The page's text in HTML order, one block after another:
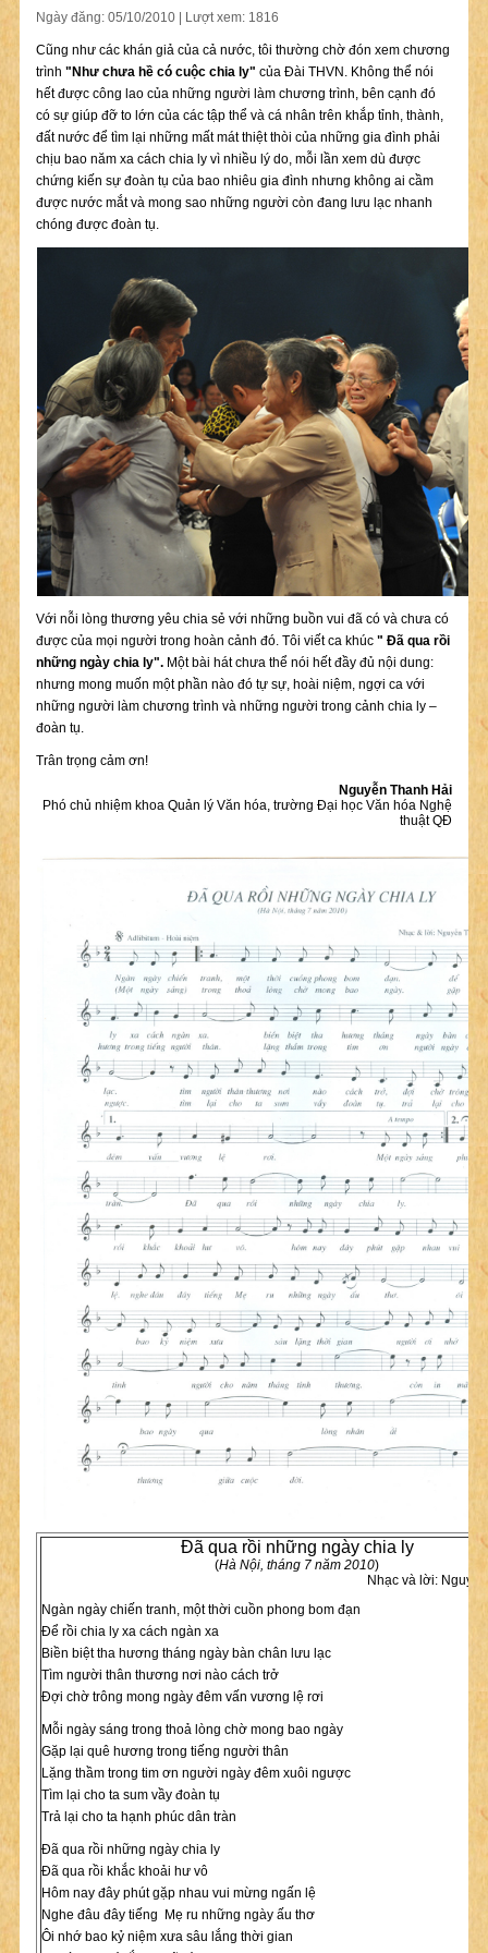
Ngày đăng: 05/10/2010 | Lượt xem: 1816
Cũng như các khán giả của cả nước, tôi thường chờ đón xem chương
trình "Như chưa hề có cuộc chia ly" của Đài THVN. Không thể nói
hết được công lao của những người làm chương trình, bên cạnh đó
có sự giúp đỡ to lớn của các tập thể và cá nhân trên khắp tỉnh, thành,
đất nước để tìm lại những mất mát thiệt thòi của những gia đình phải
chịu bao năm xa cách chia ly vì nhiều lý do, mỗi lần xem dù được
chứng kiến sự đoàn tụ của bao nhiêu gia đình nhưng không ai cầm
được nước mắt và mong sao những người còn đang lưu lạc nhanh
chóng được đoàn tụ.
Với nỗi lòng thương yêu chia sẻ với những buồn vui đã có và chưa có
được của mọi người trong hoàn cảnh đó. Tôi viết ca khúc" Đã qua rồi
những ngày chia ly".Một bài hát chưa thể nói hết đầy đủ nội dung:
nhưng mong muốn một phần nào đó tự sự, hoài niệm, ngợi ca với
những người làm chương trình và những người trong cảnh chia ly –
đoàn tụ.
Trân trọng cảm ơn!
Nguyễn Thanh Hải
Phó chủ nhiệm khoa Quản lý Văn hóa, trường Đại học Văn hóa Nghệ
thuật QĐ
Đã qua rồi những ngày chia ly
(Hà Nội, tháng 7 năm 2010)
Nhạc và lời:
Ngàn ngày chiến tranh, một thời cuồn phong bom đạn
Để rồi chia ly xa cách ngàn xa
Biền biệt tha hương tháng ngày bàn chân lưu lạc
Tìm người thân thương nơi nào cách trở
Đợi chờ trông mong ngày đêm vấn vương lệ rơi
Mỗi ngày sáng trong thoả lòng chờ mong bao ngày
Gặp lại quê hương trong tiếng người thân
Lặng thầm trong tim ơn người ngày đêm xuôi ngược
Tìm lại cho ta sum vầy đoàn tụ
Trả lại cho ta hạnh phúc dân tràn
Đã qua rồi những ngày chia ly
Đã qua rồi khắc khoải hư vô
Hôm nay đây phút gặp nhau vui mừng ngấn lệ
Nghe đâu đây tiếng Mẹ ru những ngày ấu thơ
Ôi nhớ bao kỷ niệm xưa sâu lắng thời gian